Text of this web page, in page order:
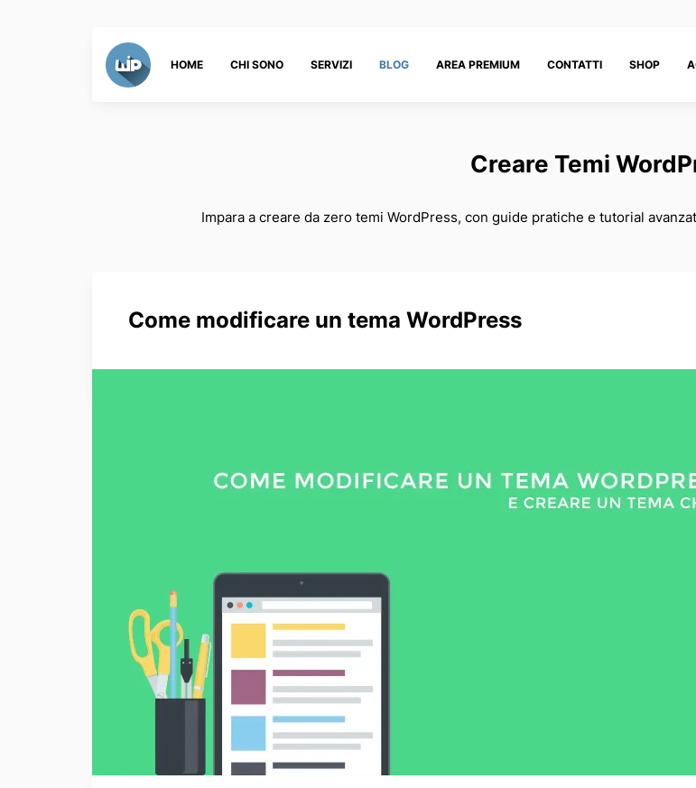
HOME CHI SONO SERVIZI BLOG AREA PREMIUM CONTATTI SHOP
Creare Temi
Impara a creare da zero temi WordPress, con guide pratiche e tutorial
Come modificare un tema WordPress